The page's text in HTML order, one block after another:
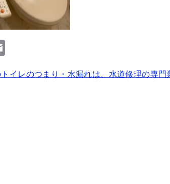
ai
イレのつまり・水漏れは、水道修理の専門